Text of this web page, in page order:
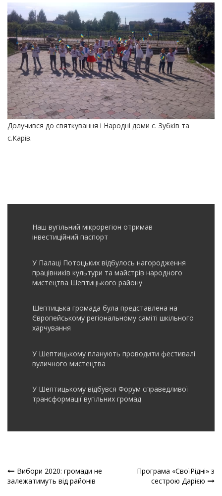
Долучився до святкування і Народні доми с. Зубків та
с.Карів.
Наш вугільний мікрорегіон отримав
інвеcтиційний паспорт
У Палаці Потоцьких відбулось нагородження
працівників культури та майстрів народного
мистецтва Шептицького району
Шептицька громада була представлена на
Європейському регіональному саміті шкільного
харчування
У Шептицькому планують проводити фестивалі
вуличного мистецтва
У Шептицькому відбувся Форум справедливої
трансформації вугільних громад
Навігація
Вибори 2020: громади не
залежатимуть від районів
Програма «СвоїРідні» з
сестрою Дарією